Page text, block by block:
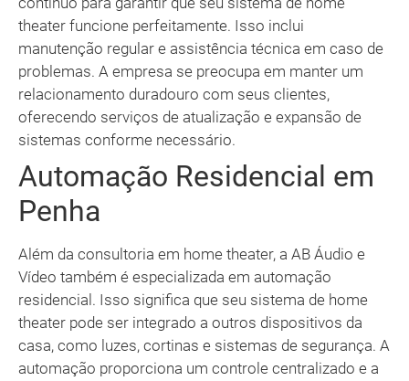
theater funcione perfeitamente. Isso inclui
manutenção regular e assistência técnica em caso de
problemas. A empresa se preocupa em manter um
relacionamento duradouro com seus clientes,
oferecendo serviços de atualização e expansão de
sistemas conforme necessário.
Automação Residencial em
Penha
Além da consultoria em home theater, a AB Áudio e
Vídeo também é especializada em automação
residencial. Isso significa que seu sistema de home
theater pode ser integrado a outros dispositivos da
casa, como luzes, cortinas e sistemas de segurança. A
automação proporciona um controle centralizado e a